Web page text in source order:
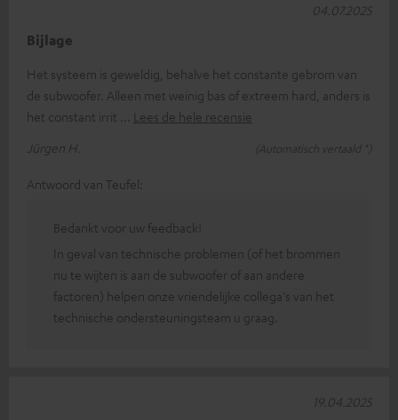
Bijlage
Het systeem is geweldig, behalve het constante gebrom van
de subwoofer. Alleen met weinig bas of extreem hard, anders is
het constant irrit
Lees de hele recensie
Jürgen H.
(Automatisch vertaald *)
04.07.2025
Antwoord van Teufel:
Bedankt voor uw feedback!
In geval van technische problemen (of het brommen
nu te wijten is aan de subwoofer of aan andere
factoren) helpen onze vriendelijke collega's van het
technische ondersteuningsteam u graag.
19.04.2025